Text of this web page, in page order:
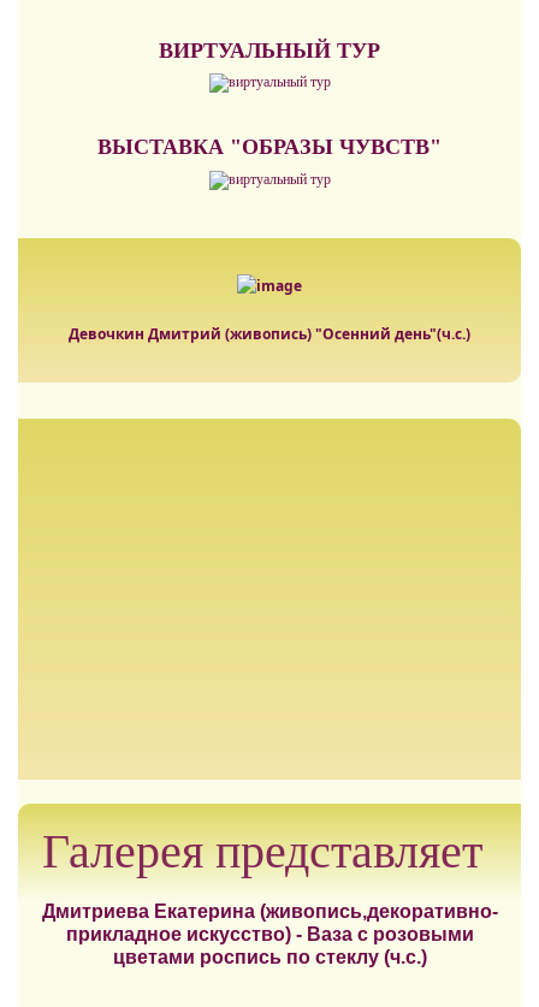
ВИРТУАЛЬНЫЙ ТУР
ВЫСТАВКА "ОБРАЗЫ ЧУВСТВ"
Девочкин Дмитрий (живопись) "Осенний день"(ч.с.)
Галерея представляет
Дмитриева Екатерина (живопись,декоративно-
прикладное искусство) - Ваза с розовыми
цветами роспись по стеклу (ч.с.)